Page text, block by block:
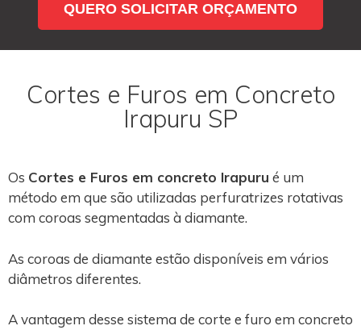
QUERO SOLICITAR ORÇAMENTO
Cortes e Furos em Concreto
Irapuru SP
Os Cortes e Furos em concreto Irapuru é um
método em que são utilizadas perfuratrizes rotativas
com coroas segmentadas à diamante.
As coroas de diamante estão disponíveis em vários
diâmetros diferentes.
A vantagem desse sistema de corte e furo em concreto